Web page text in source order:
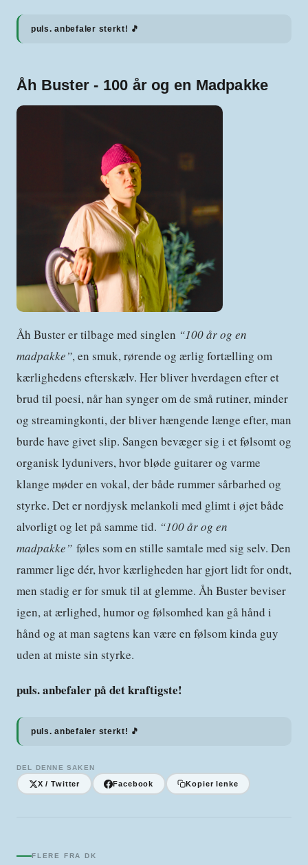
puls. anbefaler sterkt! 🎵
Åh Buster - 100 år og en Madpakke
Åh Buster er tilbage med singlen “100 år og en
madpakke”, en smuk, rørende og ærlig fortælling om
kærlighedens efterskælv. Her bliver hverdagen efter et
brud til poesi, når han synger om de små rutiner, minder
og streamingkonti, der bliver hængende længe efter, man
burde have givet slip. Sangen bevæger sig i et følsomt og
organisk lydunivers, hvor bløde guitarer og varme
klange møder en vokal, der både rummer sårbarhed og
styrke. Det er nordjysk melankoli med glimt i øjet både
alvorligt og let på samme tid. “100 år og en
madpakke” føles som en stille samtale med sig selv. Den
rammer lige dér, hvor kærligheden har gjort lidt for ondt,
men stadig er for smuk til at glemme. Åh Buster beviser
igen, at ærlighed, humor og følsomhed kan gå hånd i
hånd og at man sagtens kan være en følsom kinda guy
uden at miste sin styrke.
puls. anbefaler på det kraftigste!
puls. anbefaler sterkt! 🎵
DEL DENNE SAKEN
X / Twitter Facebook Kopier lenke
FLERE FRA DK